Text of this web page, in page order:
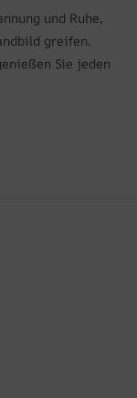
und Ruhe,
greifen.
Sie jeden